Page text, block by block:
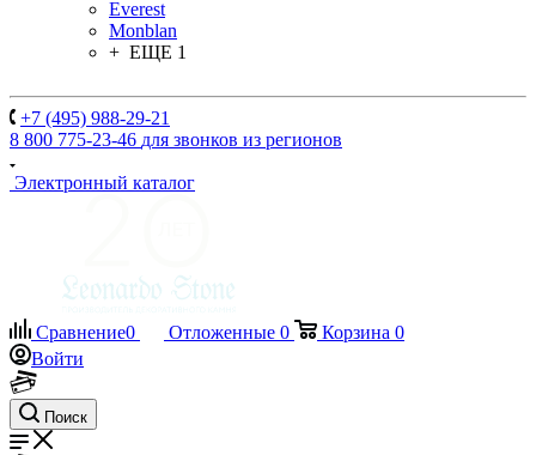
Everest
Monblan
+ ЕЩЕ 1
+7 (495) 988-29-21
8 800 775-23-46 для звонков из регионов
Электронный каталог
Сравнение0 Отложенные 0 Корзина 0
Войти
Поиск